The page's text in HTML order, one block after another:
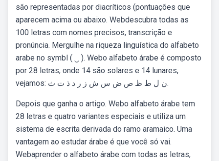
são representadas por diacríticos (pontuações que
aparecem acima ou abaixo. Webdescubra todas as
100 letras com nomes precisos, transcrição e
pronúncia. Mergulhe na riqueza linguística do alfabeto
arabe no symbl ( ‿ ). Webo alfabeto árabe é composto
por 28 letras, onde 14 são solares e 14 lunares,
vejamos: ن ل ط ظ ص ض س ش ز ر د ذ ت ث.
Depois que ganha o artigo. Webo alfabeto árabe tem
28 letras e quatro variantes especiais e utiliza um
sistema de escrita derivada do ramo aramaico. Uma
vantagem ao estudar árabe é que você só vai.
Webaprender o alfabeto árabe com todas as letras,